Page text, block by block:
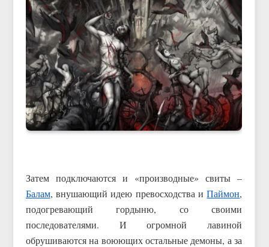
Затем подключаются и «производные» свиты –
Балам, внушающий идею превосходства иПаймон,
подогревающий гордыню, со своими
последователями. И огромной лавиной
обрушиваются на воюющих остальные демоны, а за